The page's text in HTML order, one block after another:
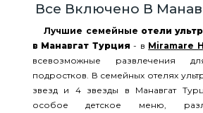
Все Включено В
Лучшие семейные отели
в Манавгат Турция - в Miramare
всевозможные развлечения
подростков. В семейных отелях
звезд и 4 звезды в Манавгат
особое детское меню,